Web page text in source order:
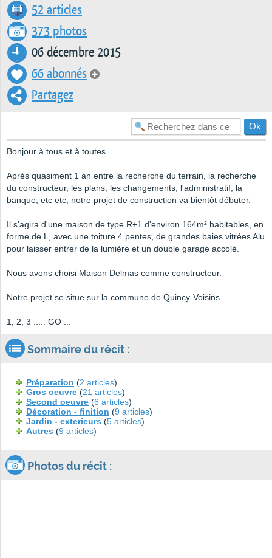
52 articles
373 photos
06 décembre 2015
66 abonnés
Partagez
Bonjour à tous et à toutes.
Après quasiment 1 an entre la recherche du terrain, la recherche
du constructeur, les plans, les changements, l'administratif, la
banque, etc etc, notre projet de construction va bientôt débuter.
Il s'agira d'une maison de type R+1 d'environ 164m² habitables, en
forme de L, avec une toiture 4 pentes, de grandes baies vitrées Alu
pour laisser entrer de la lumière et un double garage accolé.
Nous avons choisi Maison Delmas comme constructeur.
Notre projet se situe sur la commune de Quincy-Voisins.
1, 2, 3 ..... GO ...
Sommaire du récit :
Préparation (2 articles)
Gros oeuvre (21 articles)
Second oeuvre (6 articles)
Décoration - finition (9 articles)
Jardin - exterieurs (5 articles)
Autres (9 articles)
Photos du récit :